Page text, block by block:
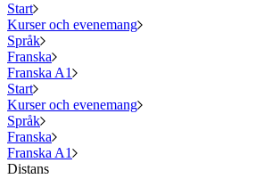
Start
Kurser och evenemang
Språk
Franska
Franska A1
Start
Kurser och evenemang
Språk
Franska
Franska A1
Distans